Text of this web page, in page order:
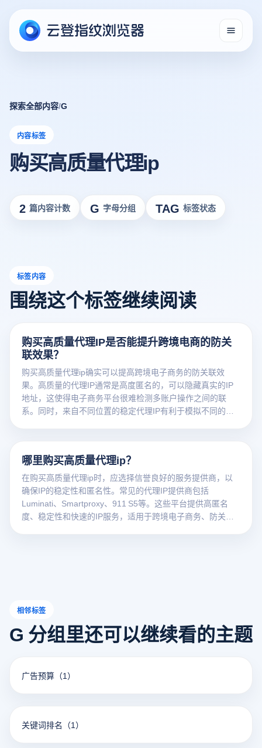
探索全部内容/G
内容标签
购买高质量代理ip
2 篇内容计数 G 字母分组 TAG 标签状态
标签内容
围绕这个标签继续阅读
购买高质量代理IP是否能提升跨境电商的防关
联效果？
购买高质量代理ip确实可以提高跨境电子商务的防关联效
果。高质量的代理IP通常是高度匿名的，可以隐藏真实的IP
地址，这使得电子商务平台很难检测多账户操作之间的联
系。同时，来自不同位置的稳定代理IP有利于模拟不同的用
哪里购买高质量代理ip？
在购买高质量代理ip时，应选择信誉良好的服务提供商，以
确保IP的稳定性和匿名性。常见的代理IP提供商包括
Luminati、Smartproxy、911 S5等。这些平台提供高匿名
度、稳定性和快速的IP服务，适用于跨境电子商务、防关联
相邻标签
G 分组里还可以继续看的主题
广告预算 （1）
关键词排名 （1）